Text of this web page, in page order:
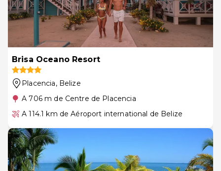
Brisa Oceano Resort
Placencia, Belize
A 706 m de Centre de Placencia
A 114.1 km de Aéroport international de Belize